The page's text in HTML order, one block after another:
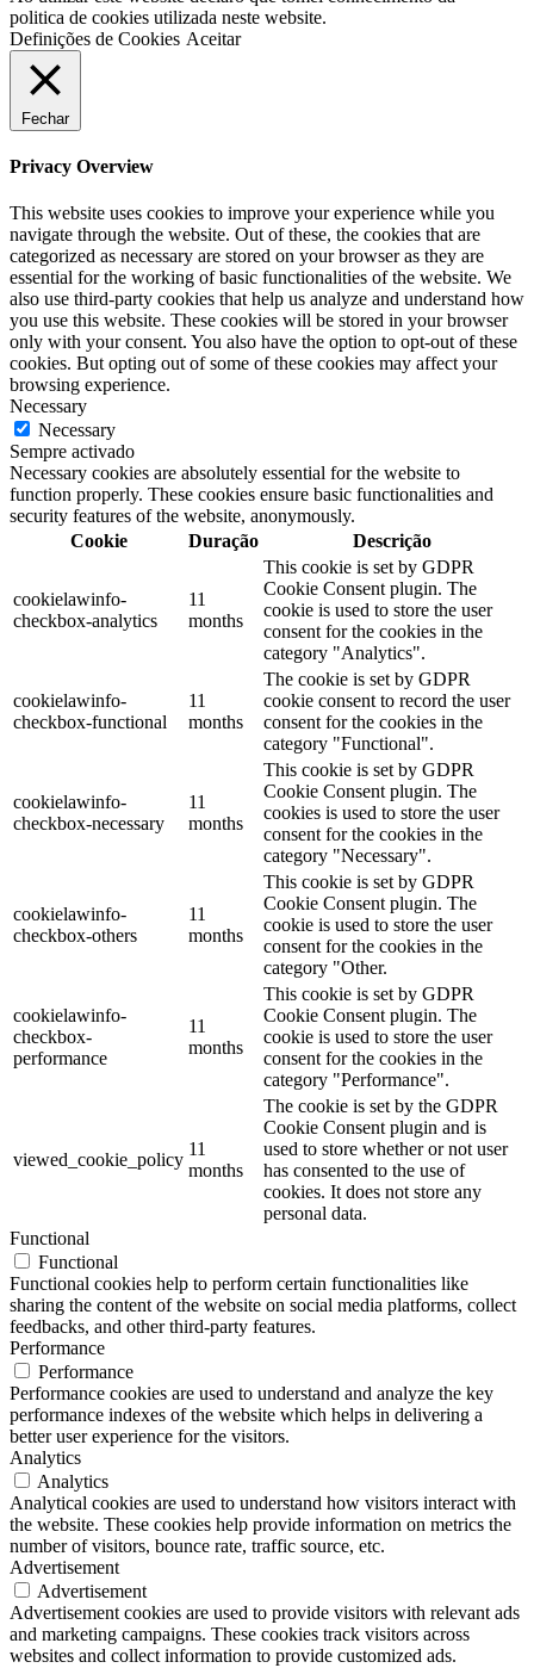
politica de cookies utilizada neste website.
Definições de Cookies Aceitar
Fechar
Privacy Overview
This website uses cookies to improve your experience while you
navigate through the website. Out of these, the cookies that are
categorized as necessary are stored on your browser as they are
essential for the working of basic functionalities of the website. We
also use third-party cookies that help us analyze and understand how
you use this website. These cookies will be stored in your browser
only with your consent. You also have the option to opt-out of these
cookies. But opting out of some of these cookies may affect your
browsing experience.
Necessary
Necessary
Sempre activado
Necessary cookies are absolutely essential for the website to
function properly. These cookies ensure basic functionalities and
security features of the website, anonymously.
Cookie
Duração Descrição
cookielawinfo-
checkbox-analytics
11
months
This cookie is set by GDPR
Cookie Consent plugin. The
cookie is used to store the user
consent for the cookies in the
category "Analytics".
cookielawinfo-
checkbox-functional
11
months
The cookie is set by GDPR
cookie consent to record the user
consent for the cookies in the
category "Functional".
cookielawinfo-
checkbox-necessary
11
months
This cookie is set by GDPR
Cookie Consent plugin. The
cookies is used to store the user
consent for the cookies in the
category "Necessary".
cookielawinfo-
checkbox-others
11
months
This cookie is set by GDPR
Cookie Consent plugin. The
cookie is used to store the user
consent for the cookies in the
category "Other.
cookielawinfo-
checkbox-
performance
11
months
This cookie is set by GDPR
Cookie Consent plugin. The
cookie is used to store the user
consent for the cookies in the
category "Performance".
viewed_cookie_policy
11
months
The cookie is set by the GDPR
Cookie Consent plugin and is
used to store whether or not user
has consented to the use of
cookies. It does not store any
personal data.
Functional
Functional
Functional cookies help to perform certain functionalities like
sharing the content of the website on social media platforms, collect
feedbacks, and other third-party features.
Performance
Performance
Performance cookies are used to understand and analyze the key
performance indexes of the website which helps in delivering a
better user experience for the visitors.
Analytics
Analytics
Analytical cookies are used to understand how visitors interact with
the website. These cookies help provide information on metrics the
number of visitors, bounce rate, traffic source, etc.
Advertisement
Advertisement
Advertisement cookies are used to provide visitors with relevant ads
and marketing campaigns. These cookies track visitors across
websites and collect information to provide customized ads.